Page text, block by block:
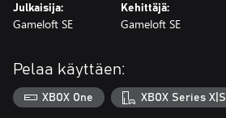
Julkaisija:
Gameloft SE
Kehittäjä:
Gameloft SE
Pelaa käyttäen:
XBOX One XBOX Series X|S